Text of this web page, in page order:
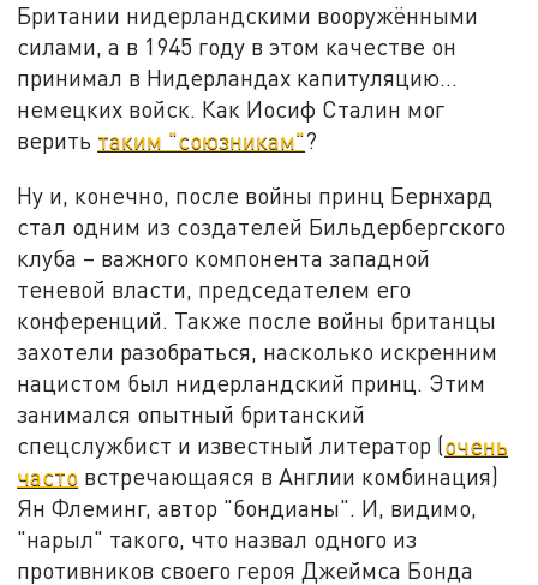
Британии нидерландскими вооружёнными
силами, а в 1945 году в этом качестве он
принимал в Нидерландах капитуляцию…
немецких войск. Как Иосиф Сталин мог
верить таким "союзникам"?
Ну и, конечно, после войны принц Бернхард
стал одним из создателей Бильдербергского
клуба – важного компонента западной
теневой власти, председателем его
конференций. Также после войны британцы
захотели разобраться, насколько искренним
нацистом был нидерландский принц. Этим
занимался опытный британский
спецслужбист и известный литератор (очень
часто встречающаяся в Англии комбинация)
Ян Флеминг, автор "бондианы". И, видимо,
"нарыл" такого, что назвал одного из
противников своего героя Джеймса Бонда